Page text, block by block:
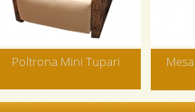
Poltrona Mini Tupari